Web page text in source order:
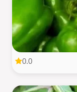
0.0